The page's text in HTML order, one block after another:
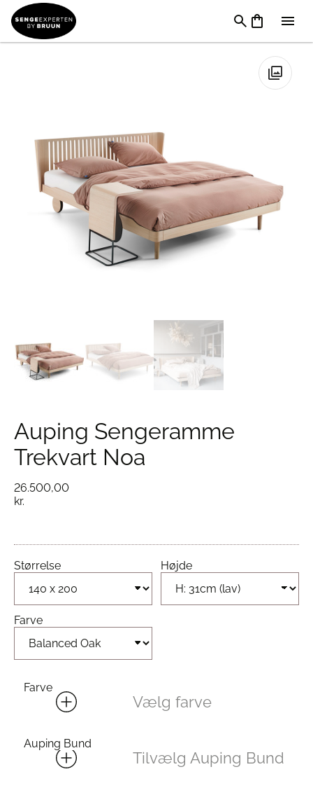
Senge → Sengerammer
Sengerammer 140 x 200
cm
→ Auping Sengeramme Trekvart Noa
🔍
Auping Sengeramme
Trekvart Noa
26.500,00
kr.
Størrelse Højde
Farve
Farve
Vælg farve
Auping Bund
Tilvælg Auping Bund